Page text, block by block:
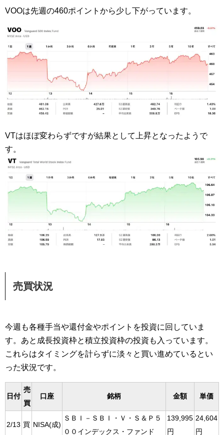
VOOは先週の460ポイントから少し下がっています。
VTはほぼ変わらずですが結果として上昇となったようで
す。
売買状況
今週も各種手当や還付金やポイントを投資に回していま
す。あと成長投資枠と積立投資枠の投資も入っています。
これらはタイミングを計らずに淡々と買い進めているとい
った状況です。
日付
売
買
口座 銘柄 金額 単価
2/13 買 NISA(成)
ＳＢＩ－ＳＢＩ・Ｖ・Ｓ＆Ｐ５
００インデックス・ファンド
139,995
円
24,604
円